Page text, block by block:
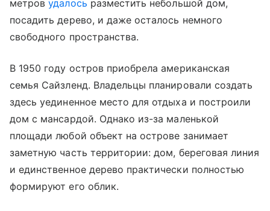
метровудалось разместить небольшой дом,
посадить дерево, и даже осталось немного
свободного пространства.
В 1950 году остров приобрела американская
семья Сайзленд. Владельцы планировали создать
здесь уединенное место для отдыха и построили
дом с мансардой. Однако из-за маленькой
площади любой объект на острове занимает
заметную часть территории: дом, береговая линия
и единственное дерево практически полностью
формируют его облик.